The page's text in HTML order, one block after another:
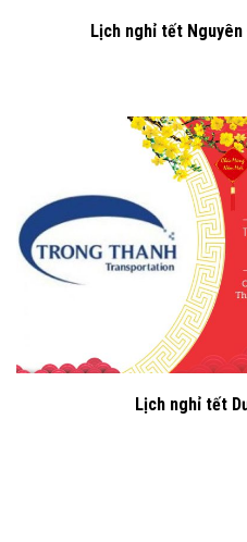
Lịch nghỉ tết
Lịch nghỉ tết